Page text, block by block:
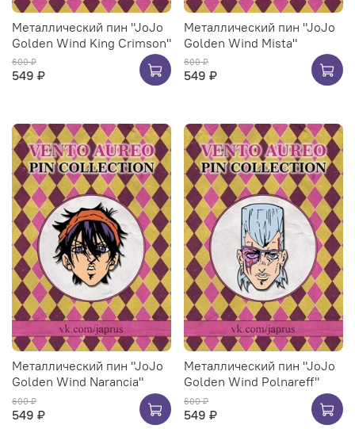
Металлический пин "JoJo
Golden Wind King Crimson"
600 ₽
549 ₽
Металлический пин "JoJo
Golden Wind Mista"
600 ₽
549 ₽
Металлический пин "JoJo
Golden Wind Narancia"
600 ₽
549 ₽
Металлический пин "JoJo
Golden Wind Polnareff"
600 ₽
549 ₽